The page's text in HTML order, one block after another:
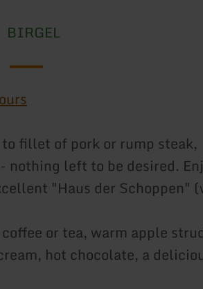
BIRGEL
fillet of pork or rump steak,
left to be desired.
"Haus der Schoppen"
or tea, warm apple
hot chocolate, a